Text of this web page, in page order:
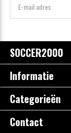
SOCCER2000
Informatie
Categorieën
Contact